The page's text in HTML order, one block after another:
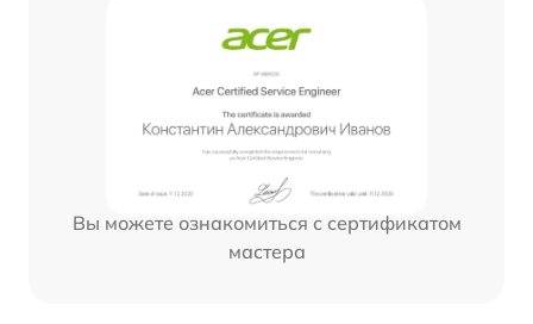
Вы можете ознакомиться с сертификатом
мастера